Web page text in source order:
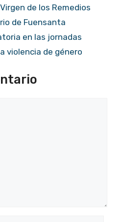
de los Remedios
de Fuensanta
en las jornadas
violencia de género